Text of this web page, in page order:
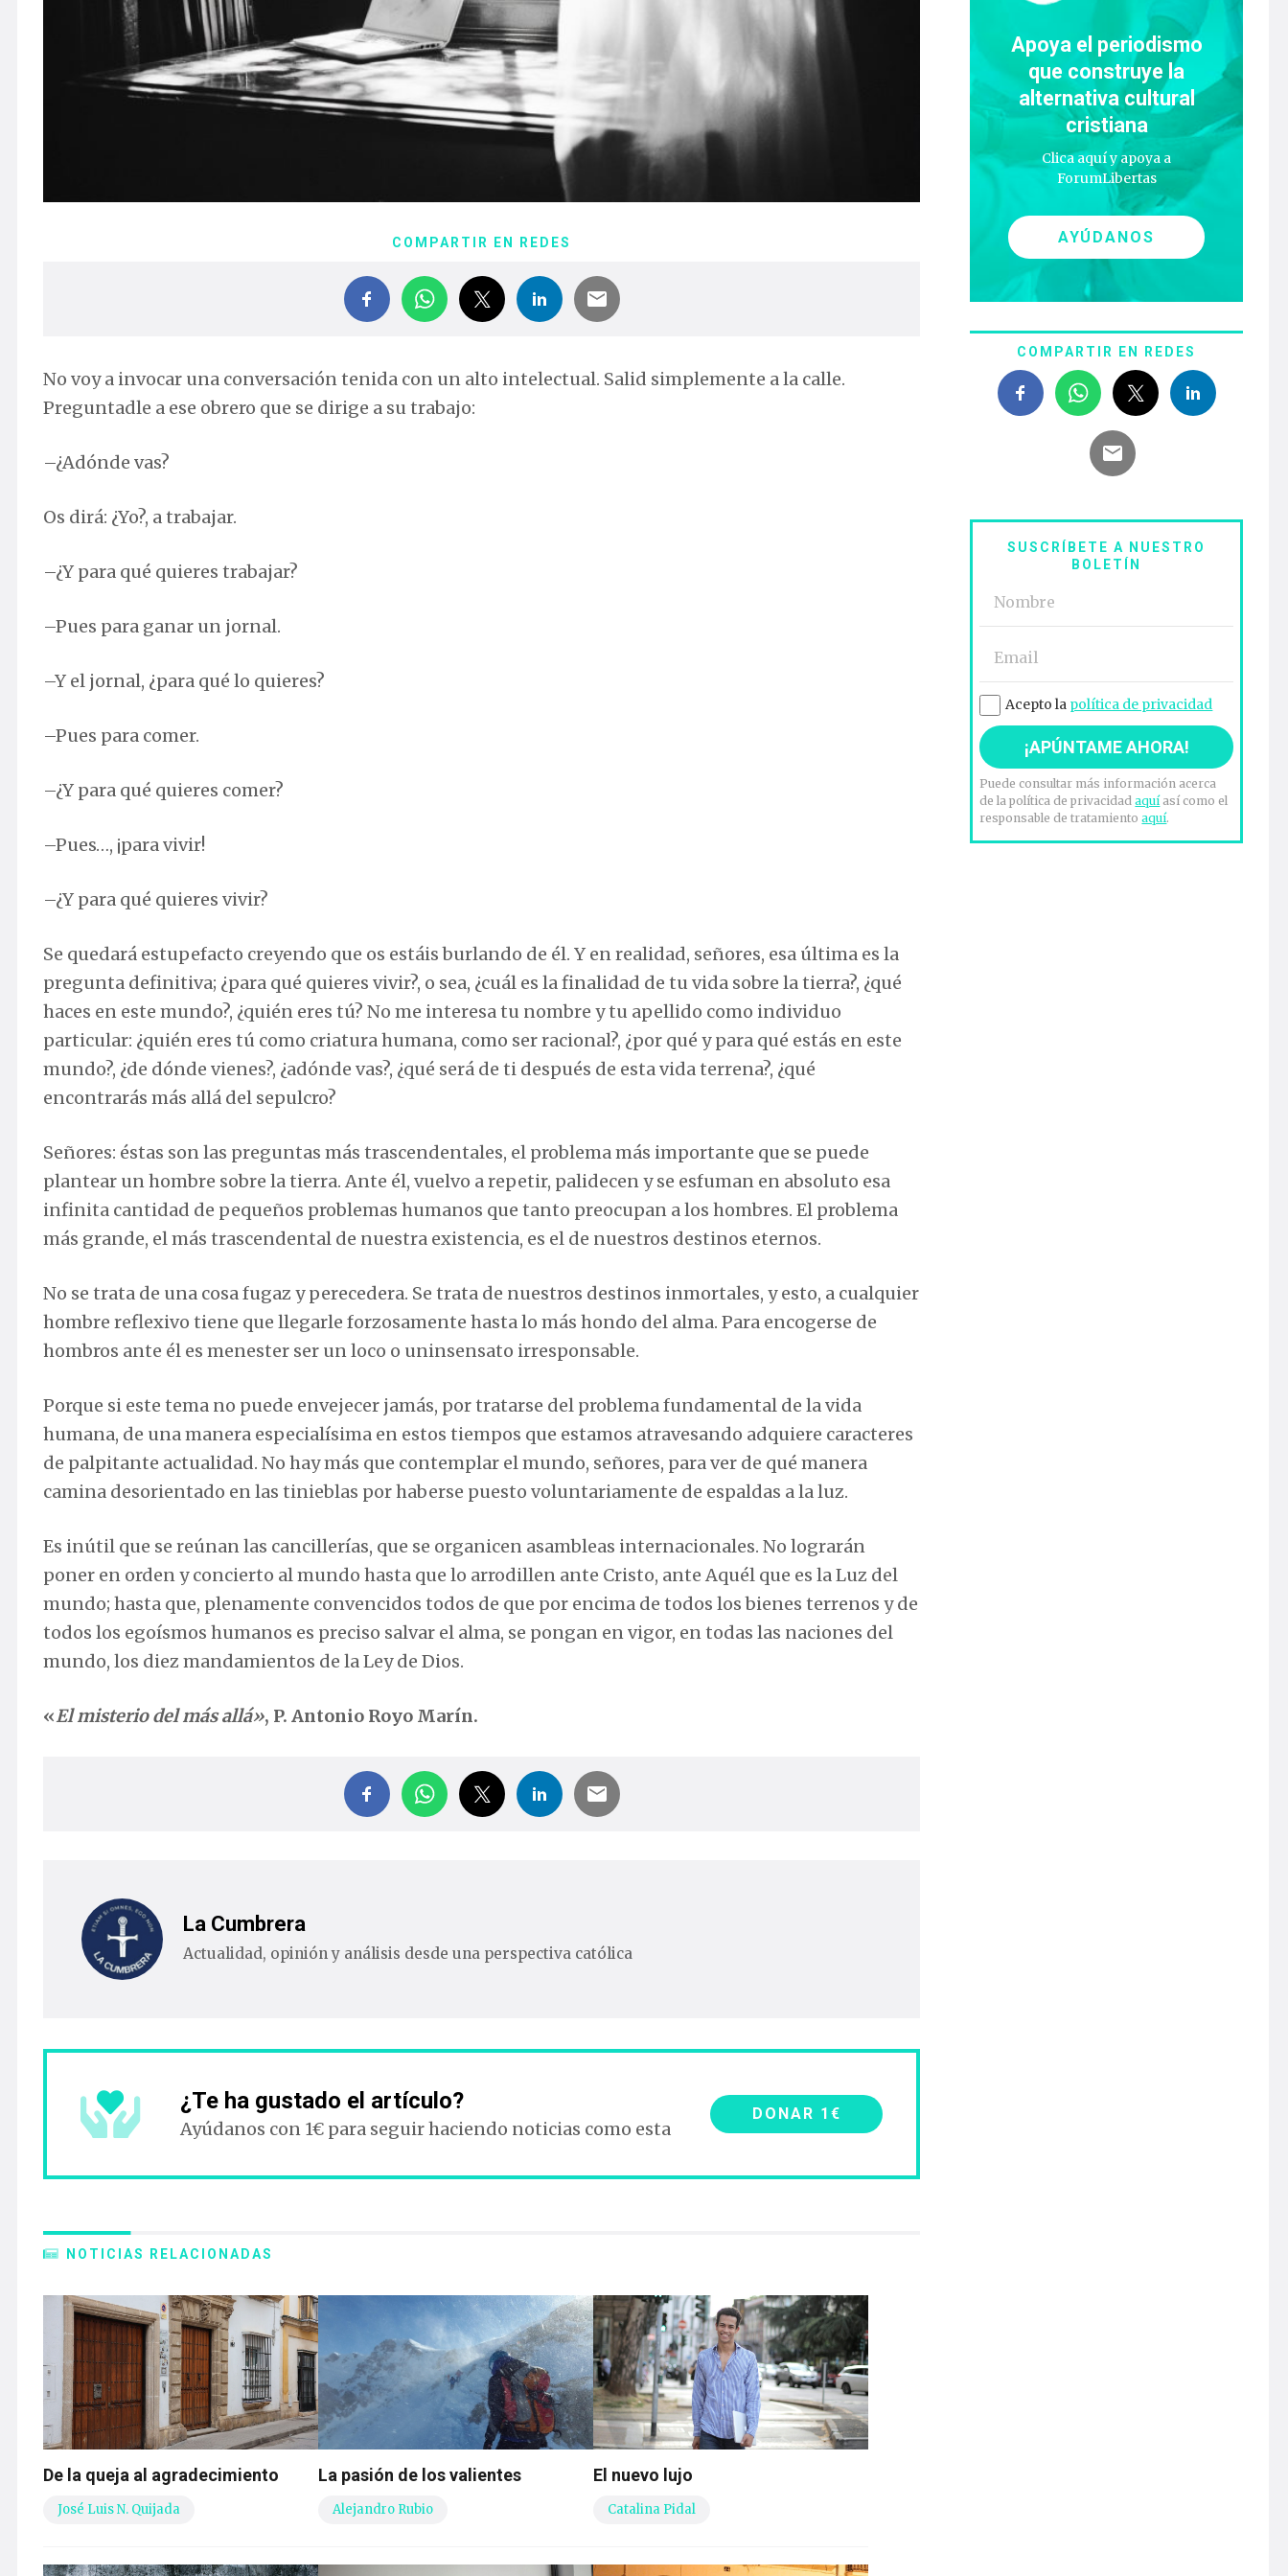
COMPARTIR EN REDES
No voy a invocar una conversación tenida con un alto intelectual. Salid simplemente a la calle.
Preguntadle a ese obrero que se dirige a su trabajo:
–¿Adónde vas?
Os dirá: ¿Yo?, a trabajar.
–¿Y para qué quieres trabajar?
–Pues para ganar un jornal.
–Y el jornal, ¿para qué lo quieres?
–Pues para comer.
–¿Y para qué quieres comer?
–Pues…, ¡para vivir!
–¿Y para qué quieres vivir?
Se quedará estupefacto creyendo que os estáis burlando de él. Y en realidad, señores, esa última es la
pregunta definitiva; ¿para qué quieres vivir?, o sea, ¿cuál es la finalidad de tu vida sobre la tierra?, ¿qué
haces en este mundo?, ¿quién eres tú? No me interesa tu nombre y tu apellido como individuo
particular: ¿quién eres tú como criatura humana, como ser racional?, ¿por qué y para qué estás en este
mundo?, ¿de dónde vienes?, ¿adónde vas?, ¿qué será de ti después de esta vida terrena?, ¿qué
encontrarás más allá del sepulcro?
Señores: éstas son las preguntas más trascendentales, el problema más importante que se puede
plantear un hombre sobre la tierra. Ante él, vuelvo a repetir, palidecen y se esfuman en absoluto esa
infinita cantidad de pequeños problemas humanos que tanto preocupan a los hombres. El problema
más grande, el más trascendental de nuestra existencia, es el de nuestros destinos eternos.
No se trata de una cosa fugaz y perecedera. Se trata de nuestros destinos inmortales, y esto, a cualquier
hombre reflexivo tiene que llegarle forzosamente hasta lo más hondo del alma. Para encogerse de
hombros ante él es menester ser un loco o uninsensato irresponsable.
Porque si este tema no puede envejecer jamás, por tratarse del problema fundamental de la vida
humana, de una manera especialísima en estos tiempos que estamos atravesando adquiere caracteres
de palpitante actualidad. No hay más que contemplar el mundo, señores, para ver de qué manera
camina desorientado en las tinieblas por haberse puesto voluntariamente de espaldas a la luz.
Es inútil que se reúnan las cancillerías, que se organicen asambleas internacionales. No lograrán
poner en orden y concierto al mundo hasta que lo arrodillen ante Cristo, ante Aquél que es la Luz del
mundo; hasta que, plenamente convencidos todos de que por encima de todos los bienes terrenos y de
todos los egoísmos humanos es preciso salvar el alma, se pongan en vigor, en todas las naciones del
mundo, los diez mandamientos de la Ley de Dios.
«El misterio del más allá», P. Antonio Royo Marín.
La Cumbrera
Actualidad, opinión y análisis desde una perspectiva católica
¿Te ha gustado el artículo?
Ayúdanos con 1€ para seguir haciendo noticias como esta
DONAR 1€
NOTICIAS RELACIONADAS
De la queja al agradecimiento
José Luis N. Quijada
La pasión de los valientes
Alejandro Rubio
El nuevo lujo
Catalina Pidal
Apoya el periodismo
que construye la
alternativa cultural
cristiana
Clica aquí y apoya a
ForumLibertas
AYÚDANOS
COMPARTIR EN REDES
SUSCRÍBETE A NUESTRO
BOLETÍN
Acepto la política de privacidad
Puede consultar más información acerca
de la política de privacidadaquíasí como el
responsable de tratamientoaquí.